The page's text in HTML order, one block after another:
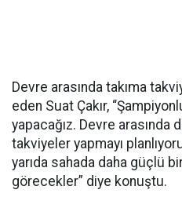
Devre arasında takıma
eden Suat Çakır,
yapacağız. Devre arasında
takviyeler yapmayı
yarıda sahada daha güçlü
görecekler” diye konuştu.